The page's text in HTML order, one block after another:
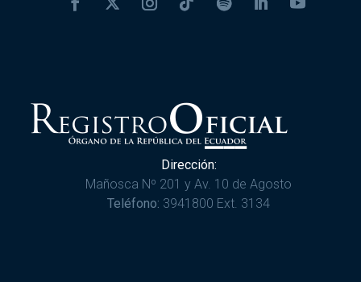
Dirección:
Mañosca Nº 201 y Av. 10 de Agosto
Teléfono: 3941800 Ext. 3134